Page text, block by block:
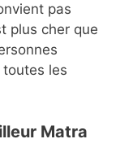
pas
plus cher que
les
Matra